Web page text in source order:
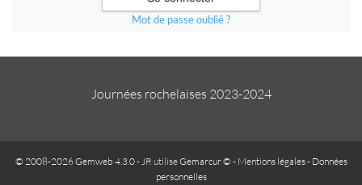
Mot de passe oublié ?
Journées rochelaises 2023-2024
© 2008-2026 Gemweb 4.3.0- JR utiliseGemarcur © - Mentions légales- Données
personnelles